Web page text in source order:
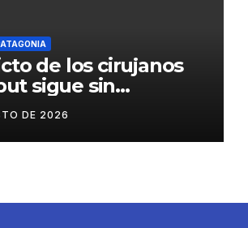
de los cirujanos
sigue sin
DE 2026